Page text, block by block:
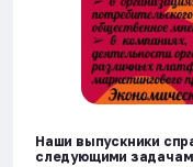
Наши выпускники
следующими